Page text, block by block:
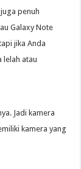
penuh
Galaxy Note
jika Anda
lelah atau
Jadi kamera
kamera yang